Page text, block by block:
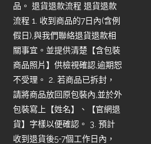
品。 退貨退款流程 退貨退款
流程 1. 收到商品的7日內(含例
假日),與我們聯絡退貨退款相
關事宜。並提供清楚【含包裝
商品照片】供檢視確認,逾期恕
不受理。 2. 若商品已拆封，
請將商品放回原包裝內,並於外
包裝寫上【姓名】、【官網退
貨】字樣以便確認。 3. 預計
收到退貨後5-7個工作日內，